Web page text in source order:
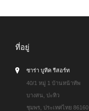
ที่อยู่
ซาร่า บูทีค รีสอร์ท
40/1 หมู่ 1 บ้านหน้าทัพ
บางสน, ปะทิว
ชุมพร, ประเทศไทย 86160